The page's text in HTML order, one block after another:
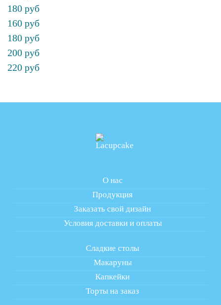
180 руб
160 руб
180 руб
200 руб
220 руб
О нас
Продукция
Заказать свой дизайн
Условия доставки и оплаты
Сладкие столы
Макаруны
Капкейки
Торты на заказ